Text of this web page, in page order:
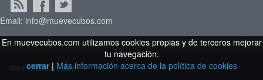
Email: info@muevecubos.com
2012 © Muevecubos.
En muevecubos.com utilizamos cookies propias y de terceros mejorar
tu navegación.
cerrar|Más información acerca de la política de cookies